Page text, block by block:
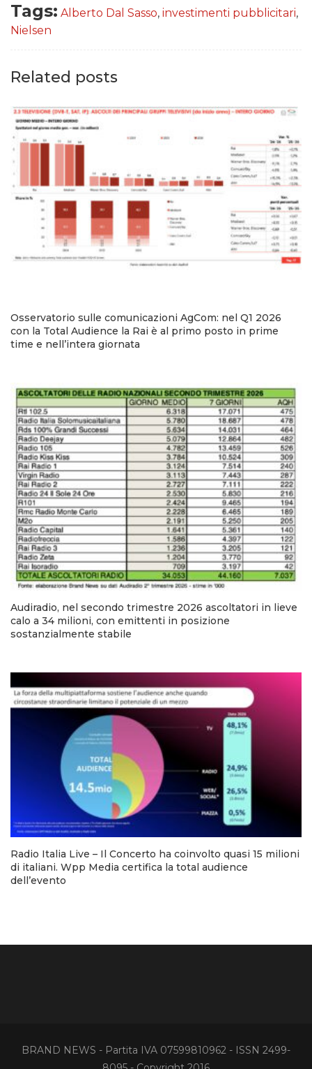
Tags: Alberto Dal Sasso, investimenti pubblicitari,
Nielsen
Related posts
Osservatorio sulle comunicazioni AgCom: nel Q1 2026
con la Total Audience la Rai è al primo posto in prime
time e nell’intera giornata
Audiradio, nel secondo trimestre 2026 ascoltatori in lieve
calo a 34 milioni, con emittenti in posizione
sostanzialmente stabile
Radio Italia Live – Il Concerto ha coinvolto quasi 15 milioni
di italiani. Wpp Media certifica la total audience
dell’evento
BRAND NEWS - Partita IVA 07599810962 - ISSN 2499-